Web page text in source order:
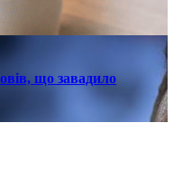
що завадило